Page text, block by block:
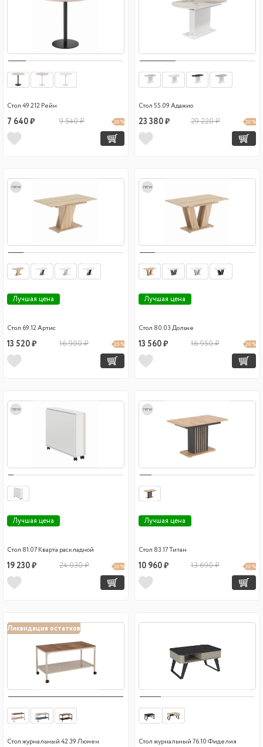
Стол 49.212 Рейн
7 640 ₽ 9 540 ₽ 20 %
Стол 55.09 Адажио
23 380 ₽ 29 220 ₽ 20 %
new
Лучшая цена
Стол 69.12 Артис
13 520 ₽ 16 900 ₽ 20 %
new
Лучшая цена
Стол 80.03 Дольче
13 560 ₽ 16 950 ₽ 20 %
new
Лучшая цена
Стол 81.07 Кварта раскладной
19 230 ₽ 24 030 ₽ 20 %
new
Лучшая цена
Стол 83.17 Титан
10 960 ₽ 13 690 ₽ 20 %
Ликвидация остатков
Стол журнальный 42.39 Люмен Стол журнальный 76.10 Фиделия